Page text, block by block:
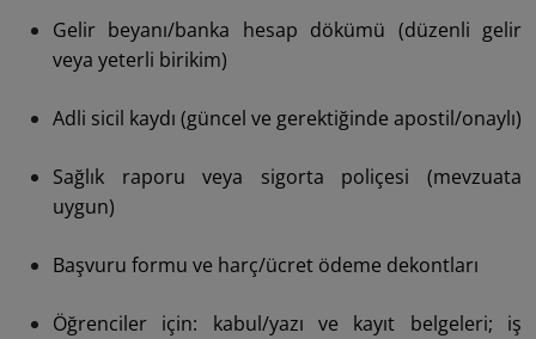
Gelir beyanı/banka hesap dökümü (düzenli gelir
veya yeterli birikim)
Adli sicil kaydı (güncel ve gerektiğinde apostil/onaylı)
Sağlık raporu veya sigorta poliçesi (mevzuata
uygun)
Başvuru formu ve harç/ücret ödeme dekontları
Öğrenciler için: kabul/yazı ve kayıt belgeleri; iş